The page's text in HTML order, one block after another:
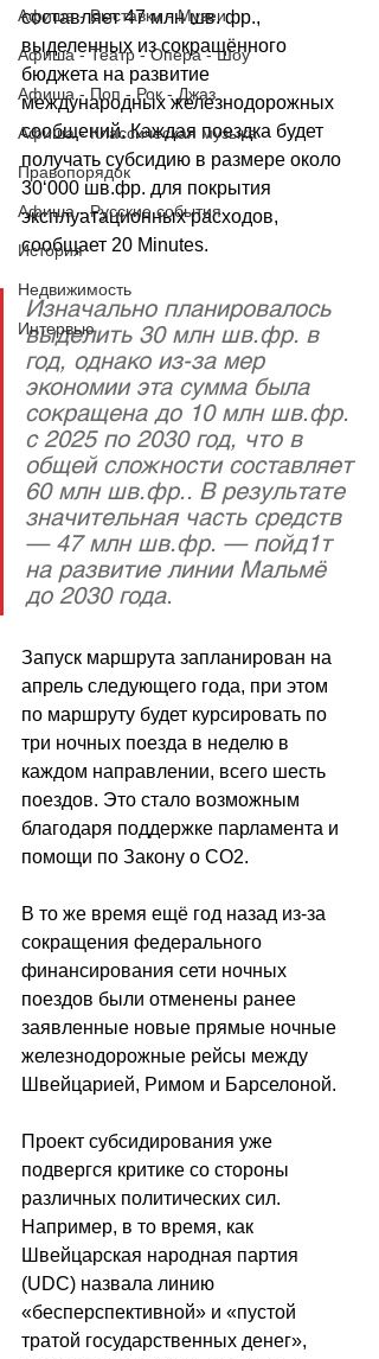
Афиша - Выставки - Музеи
Афиша - Театр - Опера - Шоу
Афиша - Поп - Рок - Джаз
Афиша - Классическая музыка
Правопорядок
Афиша - Русские события
История
Недвижимость
Интервью
составляет 47 млн шв. фр.,
выделенных из сокращённого
бюджета на развитие
международных железнодорожных
сообщений. Каждая поездка будет
получать субсидию в размере около
30‘000 шв.фр. для покрытия
эксплуатационных расходов,
сообщает 20 Minutes.
Изначально планировалось
выделить 30 млн шв.фр. в
год, однако из-за мер
экономии эта сумма была
сокращена до 10 млн шв.фр.
с 2025 по 2030 год, что в
общей сложности составляет
60 млн шв.фр.. В результате
значительная часть средств
— 47 млн шв.фр. — пойд1т
на развитие линии Мальмё
до 2030 года.
Запуск маршрута запланирован на
апрель следующего года, при этом
по маршруту будет курсировать по
три ночных поезда в неделю в
каждом направлении, всего шесть
поездов. Это стало возможным
благодаря поддержке парламента и
помощи по Закону о СО2.
В то же время ещё год назад из-за
сокращения федерального
финансирования сети ночных
поездов были отменены ранее
заявленные новые прямые ночные
железнодорожные рейсы между
Швейцарией, Римом и Барселоной.
Проект субсидирования уже
подвергся критике со стороны
различных политических сил.
Например, в то время, как
Швейцарская народная партия
(UDC) назвала линию
«бесперспективной» и «пустой
тратой государственных денег»,